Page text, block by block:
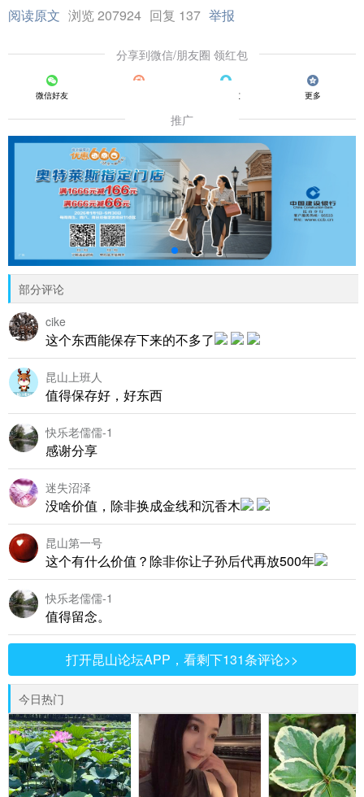
阅读原文 浏览 207924 回复 137 举报
分享到微信/朋友圈 领红包
微信好友 QQ好友 更多
推广
部分评论
cike
这个东西能保存下来的不多了
昆山上班人
值得保存好，好东西
快乐老儒儒-1
感谢分享
迷失沼泽
没啥价值，除非换成金线和沉香木
昆山第一号
这个有什么价值？除非你让子孙后代再放500年
快乐老儒儒-1
值得留念。
打开昆山论坛APP，看剩下131条评论>>
今日热门